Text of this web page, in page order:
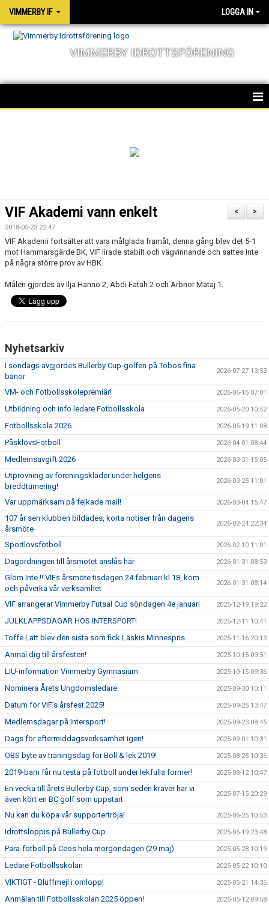
VIMMERBY IF LOGGA IN
VIMMERBY IDROTTSFÖRENING
OM FÖRENINGEN
SOCIALA ANSVAR
STÖTTA VIF
>
<
VIF Akademi vann enkelt
2018-05-23 22:47
VIF Akademi fortsätter att vara målglada framåt, denna gång blev det 5-1
mot Hammarsgärde BK, VIF lirade stabilt och vägvinnande och sattes inte
på några större prov av HBK.
Målen gjordes av Ilja Hanno 2, Abdi Fatah 2 och Arbnor Mataj 1.
Nyhetsarkiv
I söndags avgjordes Bullerby Cup-golfen på Tobos fina
banor
2026-07-27 13:53
VM- och Fotbollsskolepremiär! 2026-06-15 07:01
Utbildning och info ledare Fotbollsskola 2026-05-20 10:52
Fotbollsskola 2026 2026-05-19 11:08
PåsklovsFotboll 2026-04-01 08:44
Medlemsavgift 2026 2026-03-31 15:05
Utprovning av föreningskläder under helgens
breddturnering!
2026-03-25 11:01
Var uppmärksam på fejkade mail! 2026-03-04 15:47
107 år sen klubben bildades, korta notiser från dagens
årsmöte
2026-02-24 22:34
Sportlovsfotboll 2026-02-10 11:01
Dagordningen till årsmötet anslås här 2026-01-31 08:53
Glöm Inte !! VIFs årsmöte tisdagen 24 februari kl 18, kom
och påverka vår verksamhet
2026-01-31 08:14
VIF arrangerar Vimmerby Futsal Cup söndagen 4e januari 2025-12-19 19:22
JULKLAPPSDAGAR HOS INTERSPORT! 2025-12-11 10:41
Toffe Lätt blev den sista som fick Läskis Minnespris 2025-11-16 20:13
Anmäl dig till årsfesten! 2025-10-15 09:51
LIU-information Vimmerby Gymnasium 2025-10-15 09:36
Nominera Årets Ungdomsledare 2025-09-30 10:11
Datum för VIF’s årsfest 2025! 2025-09-25 13:47
Medlemsdagar på Intersport! 2025-09-23 08:45
Dags för eftermiddagsverksamhet igen! 2025-09-01 10:31
OBS byte av träningsdag för Boll & lek 2019! 2025-08-25 10:36
2019-barn får nu testa på fotboll under lekfulla former! 2025-08-12 10:47
En vecka till årets Bullerby Cup, som seden kräver har vi
även kört en BC golf som uppstart
2025-07-15 20:29
Nu kan du köpa vår supportertröja! 2025-06-25 10:53
Idrottsloppis på Bullerby Cup 2025-06-19 23:48
Para-fotboll på Ceos hela morgondagen (29 maj) 2025-05-28 10:19
Ledare Fotbollsskolan 2025-05-22 10:10
VIKTIGT - Bluffmejl i omlopp! 2025-05-21 14:36
Anmälan till Fotbollsskolan 2025 öppen! 2025-05-12 09:58